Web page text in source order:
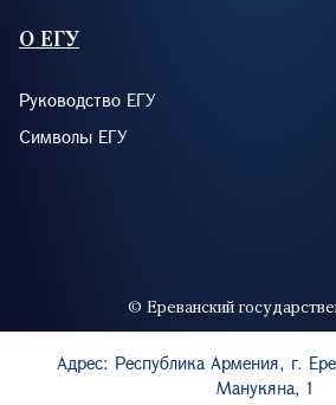
О ЕГУ
Руководство ЕГУ
Символы ЕГУ
© Ереванский
Адрес: Республика Армения, г.
Манукяна, 1